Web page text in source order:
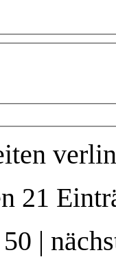
21
|